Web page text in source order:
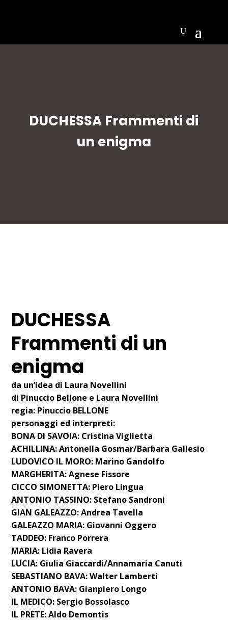
DUCHESSA Frammenti di
un enigma
DUCHESSA
Frammenti di un
enigma
da un’idea di Laura Novellini
di Pinuccio Bellone e Laura Novellini
regia: Pinuccio BELLONE
personaggi ed interpreti:
BONA DI SAVOIA: Cristina Viglietta
ACHILLINA: Antonella Gosmar/Barbara Gallesio
LUDOVICO IL MORO: Marino Gandolfo
MARGHERITA: Agnese Fissore
CICCO SIMONETTA: Piero Lingua
ANTONIO TASSINO: Stefano Sandroni
GIAN GALEAZZO: Andrea Tavella
GALEAZZO MARIA: Giovanni Oggero
TADDEO: Franco Porrera
MARIA: Lidia Ravera
LUCIA: Giulia Giaccardi/Annamaria Canuti
SEBASTIANO BAVA: Walter Lamberti
ANTONIO BAVA: Gianpiero Longo
IL MEDICO: Sergio Bossolasco
IL PRETE: Aldo Demontis